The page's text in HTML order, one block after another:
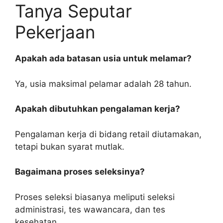
Tanya Seputar
Pekerjaan
Apakah ada batasan usia untuk melamar?
Ya, usia maksimal pelamar adalah 28 tahun.
Apakah dibutuhkan pengalaman kerja?
Pengalaman kerja di bidang retail diutamakan,
tetapi bukan syarat mutlak.
Bagaimana proses seleksinya?
Proses seleksi biasanya meliputi seleksi
administrasi, tes wawancara, dan tes